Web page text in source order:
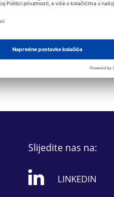
Slijedite nas na:
LINKEDIN